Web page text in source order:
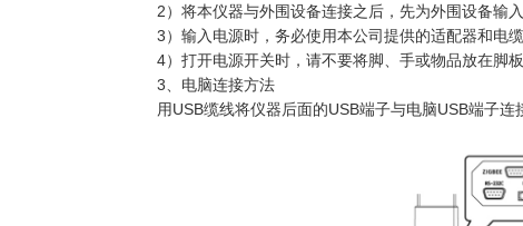
2）将本仪器与外围设备连接之后，先为外围设备输
3）输入电源时，务必使用本公司提供的适配器和电缆
4）打开电源开关时，请不要将脚、手或物品放在脚
3、电脑连接方法
用USB缆线将仪器后面的USB端子与电脑USB端子